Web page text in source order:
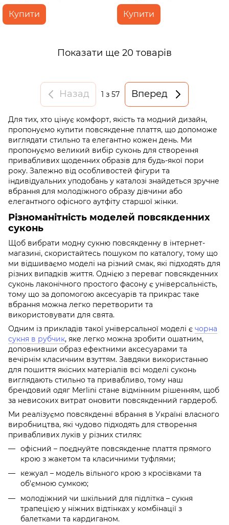
Купити Купити
Показати ще 20 товарів
Назад 1 з 57 Вперед
Для тих, хто цінує комфорт, якість та модний дизайн,
пропонуємо купити повсякденне плаття, що допоможе
виглядати стильно та елегантно кожен день. Ми
пропонуємо великий вибір суконь для створення
привабливих щоденних образів для будь-якої пори
року. Залежно від особливостей фігури та
індивідуальних уподобань у каталозі знайдеться зручне
вбрання для молодіжного образу дівчини або
елегантного офісного аутфіту старшої жінки.
Різноманітність моделей повсякденних
суконь
Щоб вибрати модну сукню повсякденну в інтернет-
магазині, скористайтесь пошуком по каталогу, тому що
ми відшиваємо моделі на різний смак, які підходять для
різних випадків життя. Однією з переваг повсякденних
суконь лаконічного простого фасону є універсальність,
тому що за допомогою аксесуарів та прикрас таке
вбрання можна легко перетворити та
використовувати для свята.
Одним із прикладів такої універсальної моделі є чорна
сукня в рубчик, яке легко можна зробити ошатним,
доповнивши образ ефектними аксесуарами та
вечірнім класичним взуттям. Завдяки використанню
для пошиття якісних матеріалів всі моделі суконь
виглядають стильно та привабливо, тому наш
брендовий одяг Merlini стане відмінним рішенням, щоб
за невисоких витрат оновити повсякденний гардероб.
Ми реалізуємо повсякденні вбрання в Україні власного
виробництва, які чудово підходять для створення
привабливих луків у різних стилях:
офісний – поєднуйте повсякденне плаття прямого
крою з жакетом та класичними туфлями;
кежуал – модель вільного крою з кросівками та
об'ємною сумкою;
молодіжний чи шкільний для підлітка – сукня
трапецією у ніжних відтінках у комбінації з
балетками та кардиганом.